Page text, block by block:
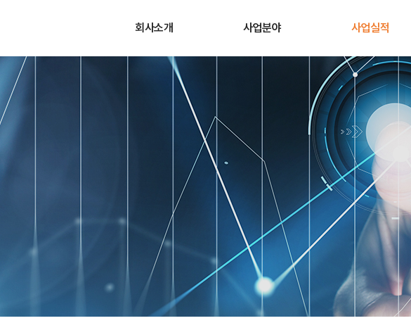
회사소개 사업분야 사업실적